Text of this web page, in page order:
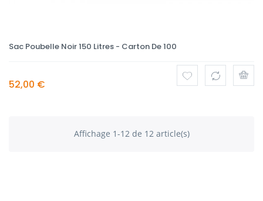
Sac Poubelle Noir 150 Litres - Carton De 100
52,00 €
Affichage 1-12 de 12 article(s)